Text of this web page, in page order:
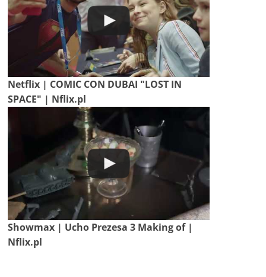
Netflix | COMIC CON DUBAI "LOST IN
SPACE" | Nflix.pl
Showmax | Ucho Prezesa 3 Making of |
Nflix.pl